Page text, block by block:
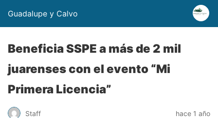
Guadalupe y Calvo
Beneficia SSPE a más de 2 mil
juarenses con el evento “Mi
Primera Licencia”
Staff hace 1 año